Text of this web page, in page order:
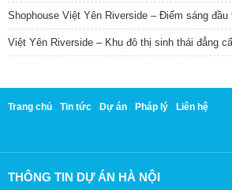
Shophouse Việt Yên Riverside – Điểm sáng
Việt Yên Riverside – Khu đô thị sinh thái đẳng
Trang chủ Tin tức Dự án Pháp lý Liên hệ
THÔNG TIN DỰ ÁN HÀ NỘI